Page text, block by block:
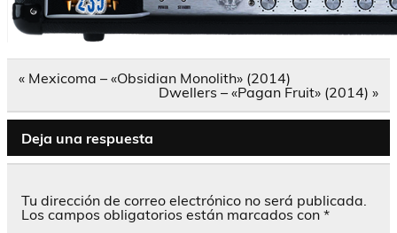
Navegación
« Mexicoma – «Obsidian Monolith» (2014)
Dwellers – «Pagan Fruit» (2014) »
Deja una respuesta
Tu dirección de correo electrónico no será publicada.
Los campos obligatorios están marcados con *